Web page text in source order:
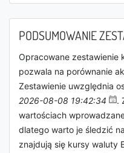
PODSUMOWANIE
Opracowane zestawienie
pozwala na porównanie
Zestawienie uwzględnia
2026-08-08 19:42:34
.
wartościach
dlatego warto je śledzić
znajdują się kursy waluty